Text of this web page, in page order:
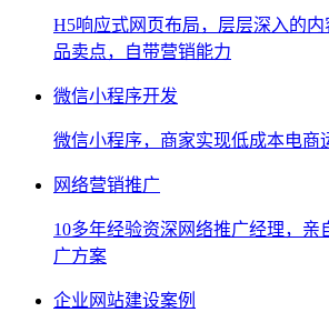
H5响应式网页布局，层层深入的
品卖点，自带营销能力
微信小程序开发
微信小程序，商家实现低成本电商
网络营销推广
10多年经验资深网络推广经理，亲
广方案
企业网站建设案例